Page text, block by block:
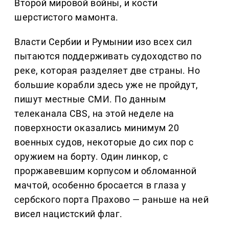
Второй мировой войны, и кости
шерстистого мамонта.
Власти Сербии и Румынии изо всех сил
пытаются поддерживать судоходство по
реке, которая разделяет две страны. Но
большие корабли здесь уже не пройдут,
пишут местные СМИ. По данным
телеканала CBS, на этой неделе на
поверхности оказались минимум 20
военных судов, некоторые до сих пор с
оружием на борту. Один линкор, с
проржавевшим корпусом и обломанной
мачтой, особенно бросается в глаза у
сербского порта Прахово — раньше на ней
висел нацистский флаг.